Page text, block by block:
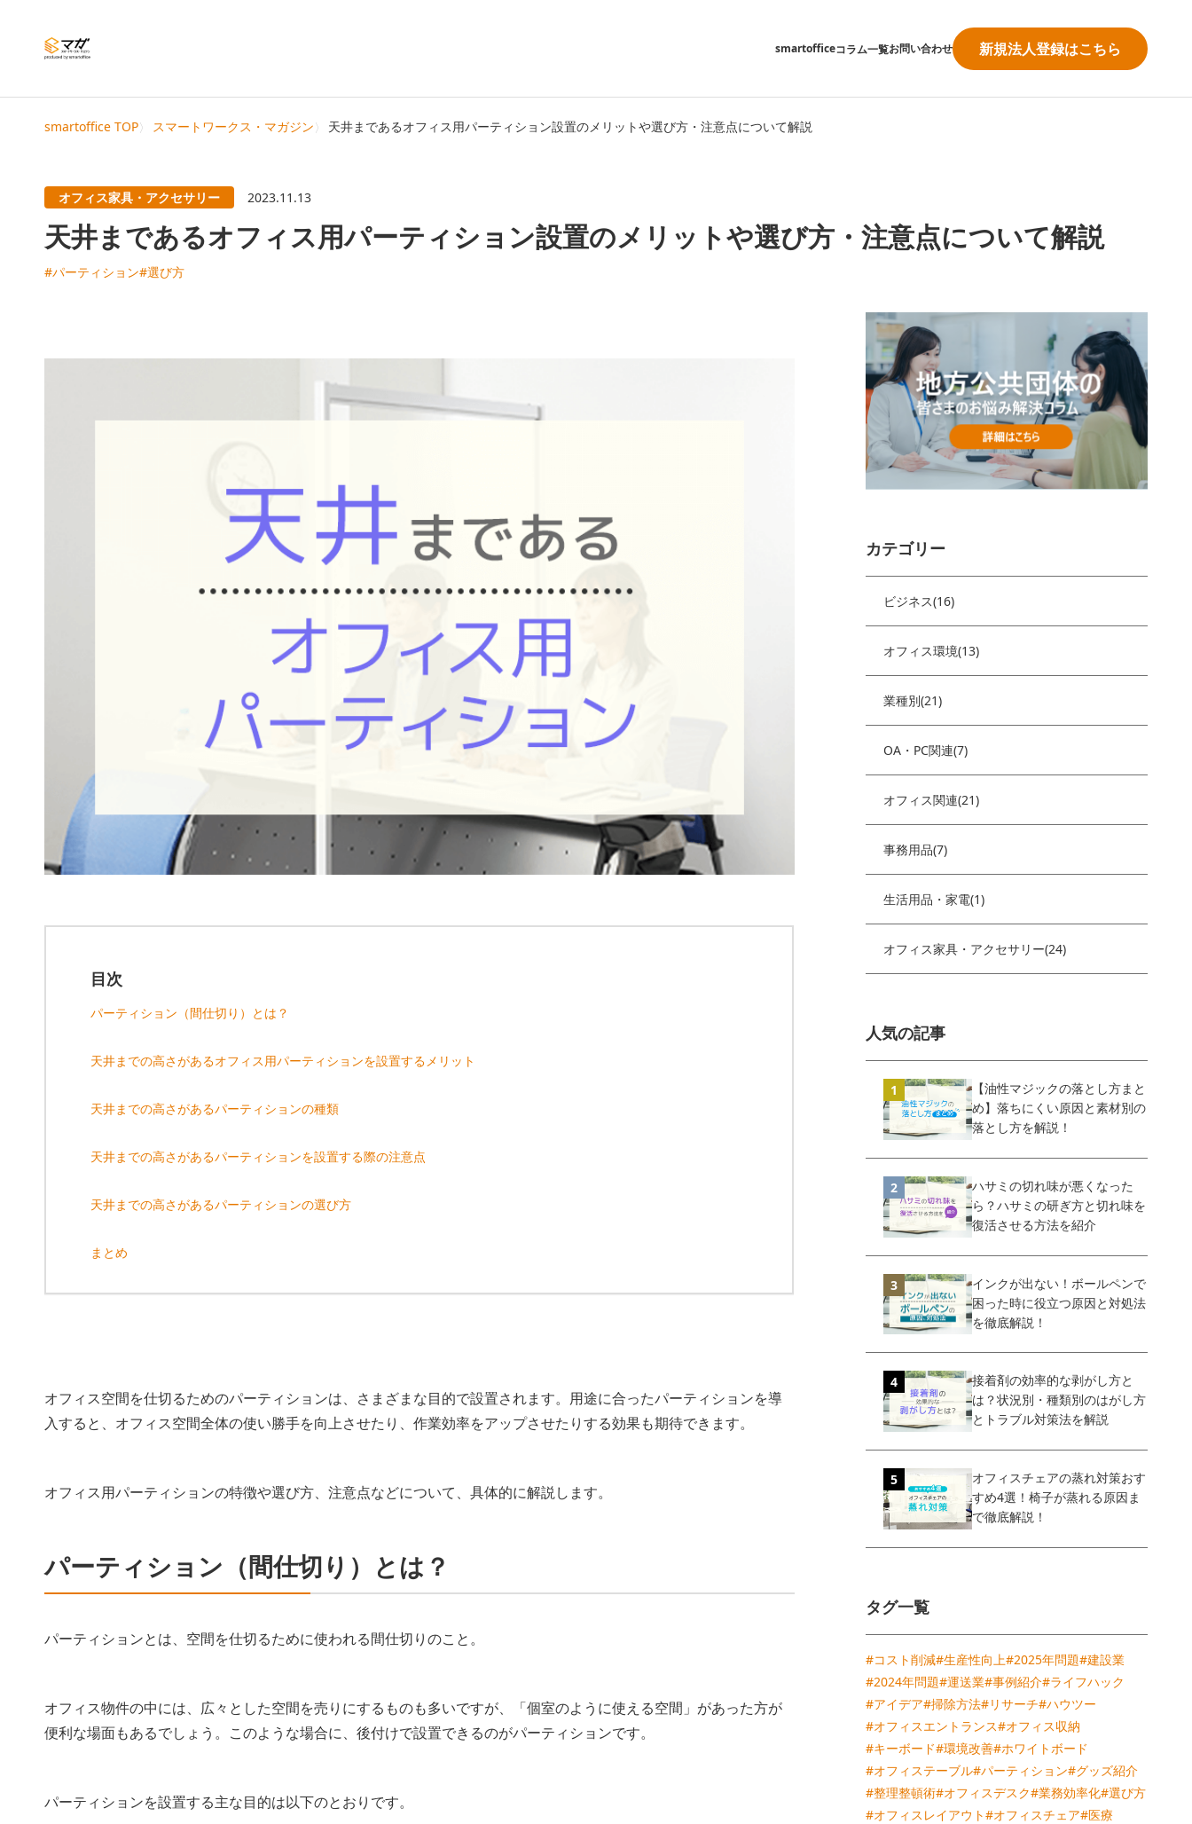
smartofficeコラム一覧お問い合わせ 新規法人登録はこちら
smartoffice TOP スマートワークス・マガジン 天井まであるオフィス用パーティション設置のメリットや選び方・注意点について解説
オフィス家具・アクセサリー 2023.11.13
天井まであるオフィス用パーティション設置のメリットや選び方・注意点について解説
#パーティション#選び方
目次
パーティション（間仕切り）とは？
天井までの高さがあるオフィス用パーティションを設置するメリット
天井までの高さがあるパーティションの種類
天井までの高さがあるパーティションを設置する際の注意点
天井までの高さがあるパーティションの選び方
まとめ
オフィス空間を仕切るためのパーティションは、さまざまな目的で設置されます。用途に合ったパーティションを導
入すると、オフィス空間全体の使い勝手を向上させたり、作業効率をアップさせたりする効果も期待できます。
オフィス用パーティションの特徴や選び方、注意点などについて、具体的に解説します。
パーティション（間仕切り）とは？
パーティションとは、空間を仕切るために使われる間仕切りのこと。
オフィス物件の中には、広々とした空間を売りにするものも多いですが、「個室のように使える空間」があった方が
便利な場面もあるでしょう。このような場合に、後付けで設置できるのがパーティションです。
パーティションを設置する主な目的は以下のとおりです。
カテゴリー
ビジネス(16)
オフィス環境(13)
業種別(21)
OA・PC関連(7)
オフィス関連(21)
事務用品(7)
生活用品・家電(1)
オフィス家具・アクセサリー(24)
人気の記事
【油性マジックの落とし方まと
め】落ちにくい原因と素材別の
落とし方を解説！
ハサミの切れ味が悪くなった
ら？ハサミの研ぎ方と切れ味を
復活させる方法を紹介
インクが出ない！ボールペンで
困った時に役立つ原因と対処法
を徹底解説！
接着剤の効率的な剥がし方と
は？状況別・種類別のはがし方
とトラブル対策法を解説
オフィスチェアの蒸れ対策おす
すめ4選！椅子が蒸れる原因ま
で徹底解説！
タグ一覧
#コスト削減#生産性向上#2025年問題#建設業
#2024年問題#運送業#事例紹介#ライフハック
#アイデア#掃除方法#リサーチ#ハウツー
#オフィスエントランス#オフィス収納
#キーボード#環境改善#ホワイトボード
#オフィステーブル#パーティション#グッズ紹介
#整理整頓術#オフィスデスク#業務効率化#選び方
#オフィスレイアウト#オフィスチェア#医療